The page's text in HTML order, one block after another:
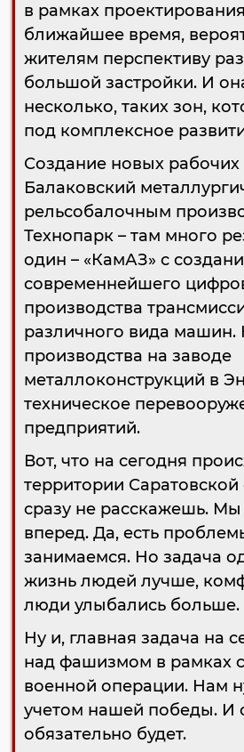
в рамках
ближайшее время,
жителям перспективу
большой застройки. И
несколько, таких зон,
под комплексное
Создание новых рабочих
Балаковский
рельсобалочным
Технопарк – там много
один – «КамАЗ» с
современнейшего
производства
различного вида
производства на заводе
металлоконструкций в
техническое
предприятий.
Вот, что на сегодня
территории Саратовской
сразу не расскажешь.
вперед. Да, есть
занимаемся. Но задача
жизнь людей лучше,
люди улыбались больше.
Ну и, главная задача на
над фашизмом в рамках
военной операции. Нам
учетом нашей победы. И
обязательно будет.